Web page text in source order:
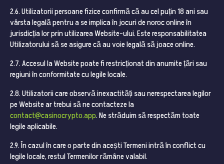
2.6. Utilizatorii persoane fizice confirmă că au cel puțin 18 ani sau
vârsta legală pentru a se implica în jocuri de noroc online în
jurisdicția lor prin utilizarea Website-ului. Este responsabilitatea
Utilizatorului să se asigure că au voie legală să joace online.
2.7. Accesul la Website poate fi restricționat din anumite țări sau
regiuni în conformitate cu legile locale.
2.8. Utilizatorii care observă inexactități sau nerespectarea legilor
pe Website ar trebui să ne contacteze la
contact@casinocrypto.app. Ne străduim să respectăm toate
legile aplicabile.
2.9. În cazul în care o parte din acești Termeni intră în conflict cu
legile locale, restul Termenilor rămâne valabil.